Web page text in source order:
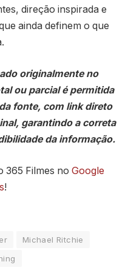
direção inspirada e
ainda definem o que
originalmente no
ou parcial é permitida
fonte, com link direto
garantindo a correta
da informação.
365 Filmes no Google
!
Michael Ritchie